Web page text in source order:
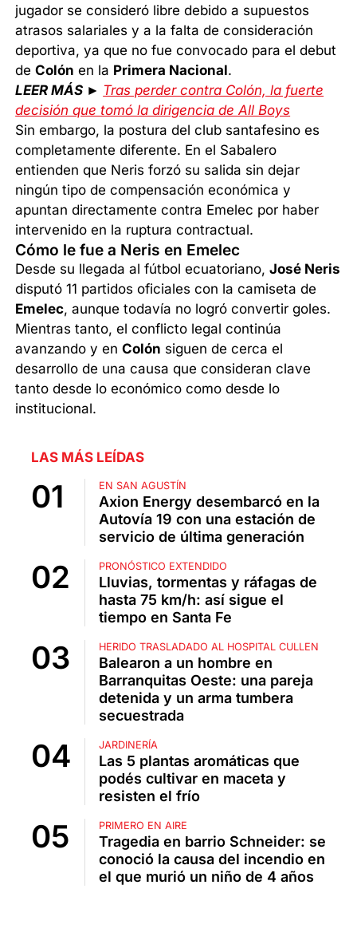
jugador se consideró libre debido a supuestos
atrasos salariales y a la falta de consideración
deportiva, ya que no fue convocado para el debut
deColón en la Primera Nacional.
LEER MÁS ► Tras perder contra Colón, la fuerte
decisión que tomó la dirigencia de All Boys
Sin embargo, la postura del club santafesino es
completamente diferente. En el Sabalero
entienden que Neris forzó su salida sin dejar
ningún tipo de compensación económica y
apuntan directamente contra Emelec por haber
intervenido en la ruptura contractual.
Cómo le fue a Neris en Emelec
Desde su llegada al fútbol ecuatoriano,José Neris
disputó 11 partidos oficiales con la camiseta de
Emelec, aunque todavía no logró convertir goles.
Mientras tanto, el conflicto legal continúa
avanzando y enColón siguen de cerca el
desarrollo de una causa que consideran clave
tanto desde lo económico como desde lo
institucional.
LAS MÁS LEÍDAS
EN SAN AGUSTÍN
Axion Energy desembarcó en la
Autovía 19 con una estación de
servicio de última generación
PRONÓSTICO EXTENDIDO
Lluvias, tormentas y ráfagas de
hasta 75 km/h: así sigue el
tiempo en Santa Fe
HERIDO TRASLADADO AL HOSPITAL CULLEN
Balearon a un hombre en
Barranquitas Oeste: una pareja
detenida y un arma tumbera
secuestrada
JARDINERÍA
Las 5 plantas aromáticas que
podés cultivar en maceta y
resisten el frío
PRIMERO EN AIRE
Tragedia en barrio Schneider: se
conoció la causa del incendio en
el que murió un niño de 4 años